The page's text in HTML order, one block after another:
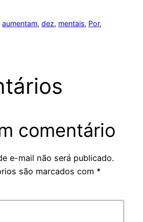
aumentam, dez, mentais, Por
comentário
e-mail não será publicado.
são marcados com *